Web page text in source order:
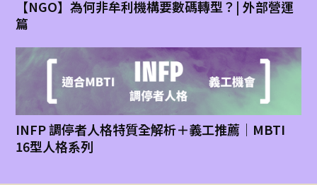
【NGO】為何非牟利機構要數碼轉型？| 外部營運
篇
INFP 調停者人格特質全解析＋義工推薦｜MBTI
16型人格系列